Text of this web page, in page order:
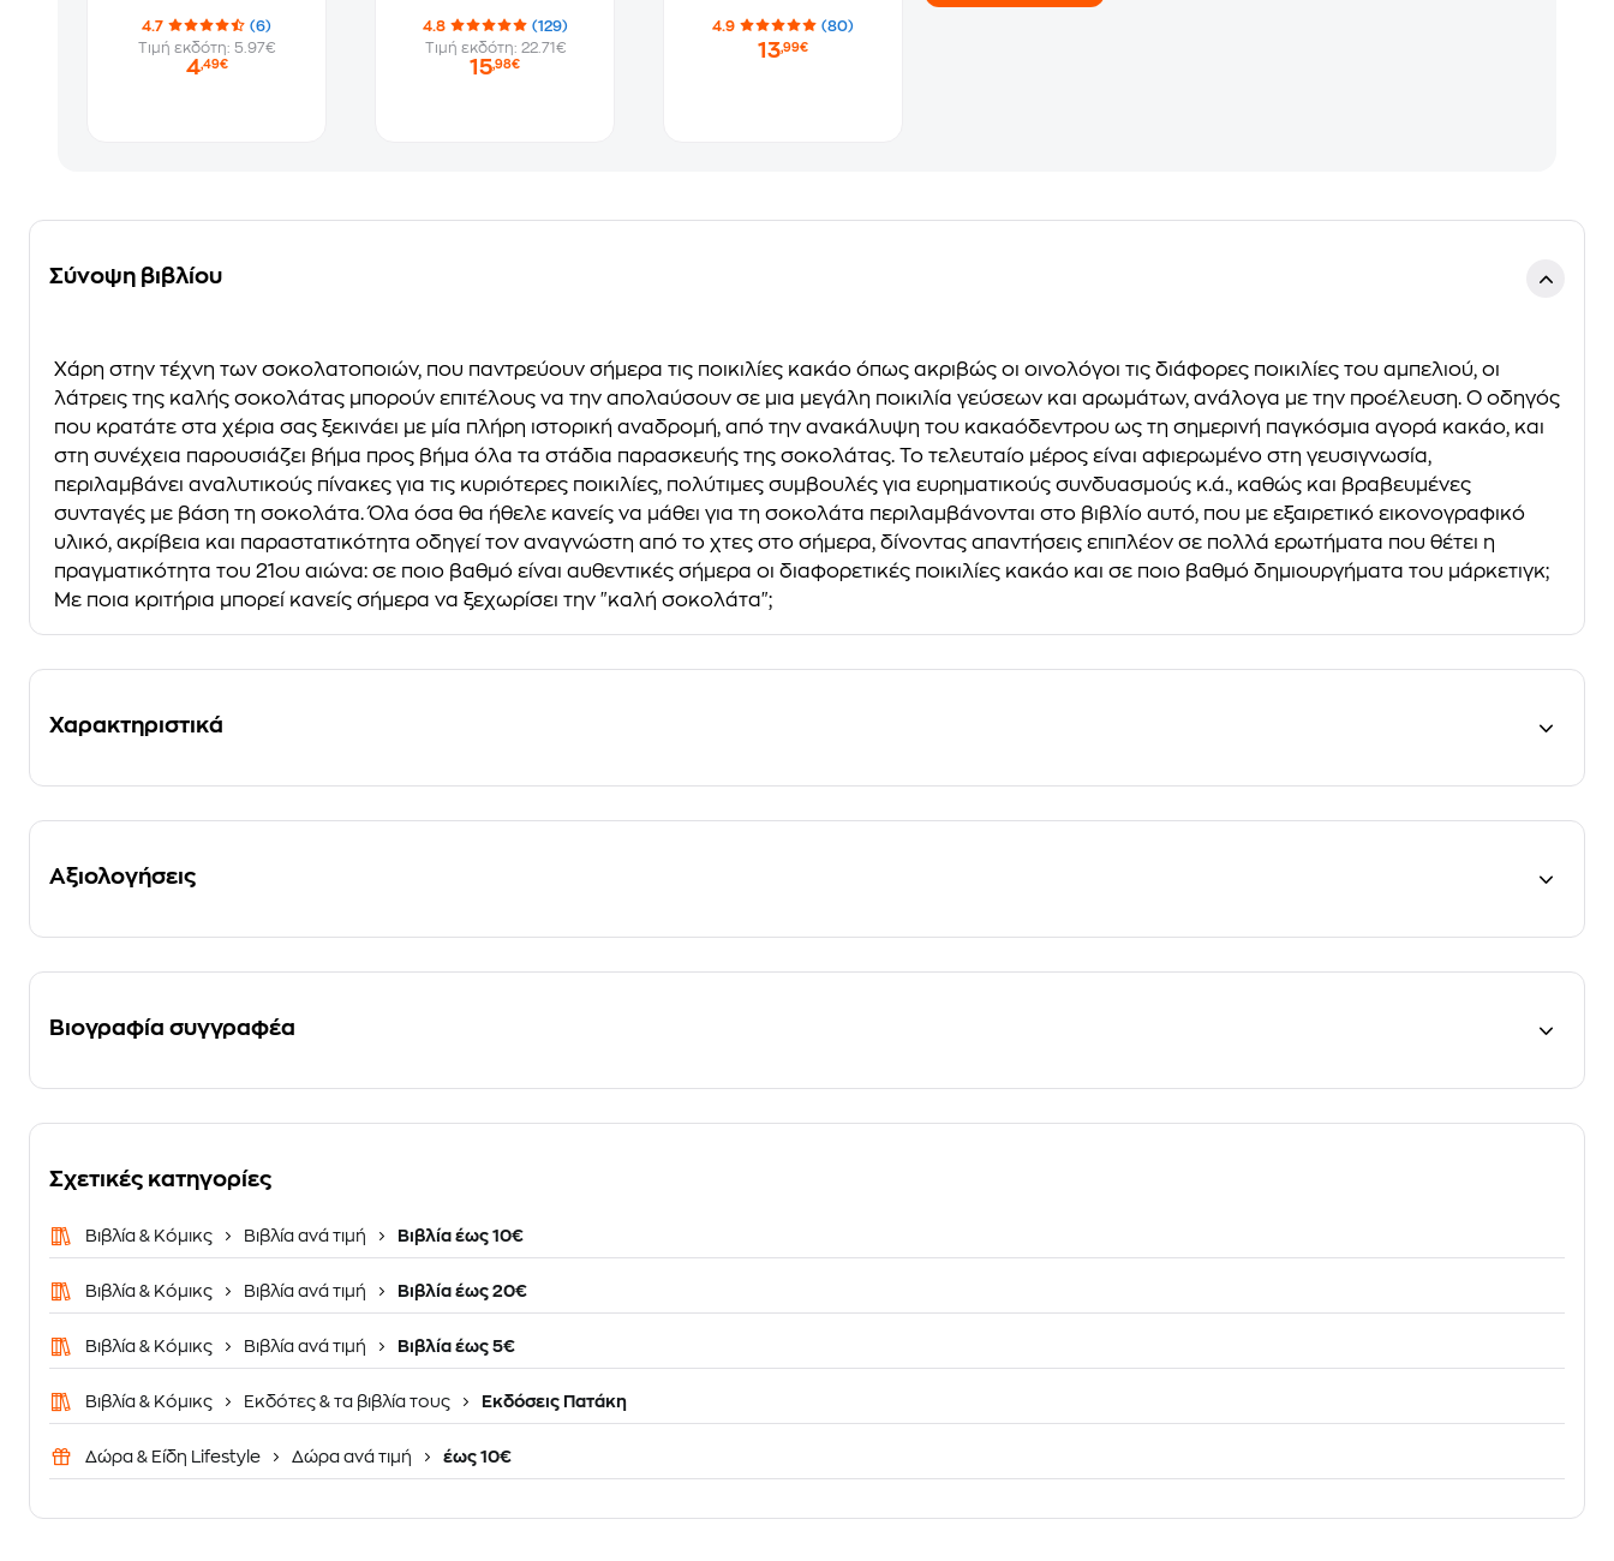
4.7
(6)
Τιμή εκδότη: 5.97€
4,49€
4.8
(129)
Τιμή εκδότη: 22.71€
15,98€
4.9 (80)
13,99€
Σύνοψη βιβλίου
Χάρη στην τέχνη των σοκολατοποιών, που παντρεύουν σήμερα τις ποικιλίες κακάο όπως ακριβώς οι οινολόγοι τις διάφορες ποικιλίες του αμπελιού, οι
λάτρεις της καλής σοκολάτας μπορούν επιτέλους να την απολαύσουν σε μια μεγάλη ποικιλία γεύσεων και αρωμάτων, ανάλογα με την προέλευση. Ο οδηγός
που κρατάτε στα χέρια σας ξεκινάει με μία πλήρη ιστορική αναδρομή, από την ανακάλυψη του κακαόδεντρου ως τη σημερινή παγκόσμια αγορά κακάο, και
στη συνέχεια παρουσιάζει βήμα προς βήμα όλα τα στάδια παρασκευής της σοκολάτας. Το τελευταίο μέρος είναι αφιερωμένο στη γευσιγνωσία,
περιλαμβάνει αναλυτικούς πίνακες για τις κυριότερες ποικιλίες, πολύτιμες συμβουλές για ευρηματικούς συνδυασμούς κ.ά., καθώς και βραβευμένες
συνταγές με βάση τη σοκολάτα. Όλα όσα θα ήθελε κανείς να μάθει για τη σοκολάτα περιλαμβάνονται στο βιβλίο αυτό, που με εξαιρετικό εικονογραφικό
υλικό, ακρίβεια και παραστατικότητα οδηγεί τον αναγνώστη από το χτες στο σήμερα, δίνοντας απαντήσεις επιπλέον σε πολλά ερωτήματα που θέτει η
πραγματικότητα του 21ου αιώνα: σε ποιο βαθμό είναι αυθεντικές σήμερα οι διαφορετικές ποικιλίες κακάο και σε ποιο βαθμό δημιουργήματα του μάρκετιγκ;
Με ποια κριτήρια μπορεί κανείς σήμερα να ξεχωρίσει την "καλή σοκολάτα";
Χαρακτηριστικά
Αξιολογήσεις
Βιογραφία συγγραφέα
Σχετικές κατηγορίες
Βιβλία & Κόμικς Βιβλία ανά τιμή Βιβλία έως 10€
Βιβλία & Κόμικς Βιβλία ανά τιμή Βιβλία έως 20€
Βιβλία & Κόμικς Βιβλία ανά τιμή Βιβλία έως 5€
Βιβλία & Κόμικς Εκδότες & τα βιβλία τους Εκδόσεις Πατάκη
Δώρα & Είδη Lifestyle Δώρα ανά τιμή έως 10€